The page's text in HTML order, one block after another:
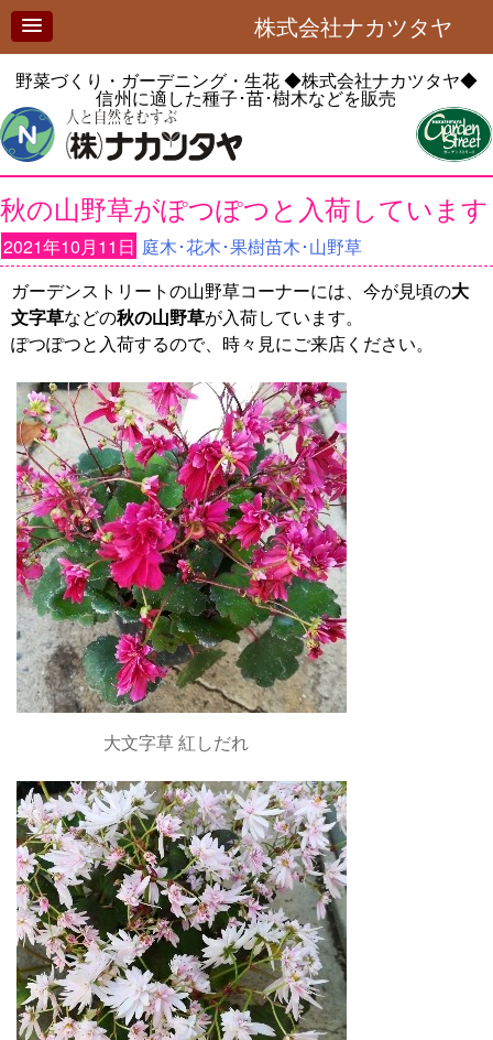
株式会社ナカツタヤ
野菜づくり・ガーデニング・生花◆株式会社ナカツタヤ◆
信州に適した種子･苗･樹木などを販売
秋の山野草がぽつぽつと入荷しています
2021年10月11日 庭木･花木･果樹苗木･山野草
ガーデンストリートの山野草コーナーには、今が見頃の大
文字草などの秋の山野草が入荷しています。
ぽつぽつと入荷するので、時々見にご来店ください。
大文字草 紅しだれ